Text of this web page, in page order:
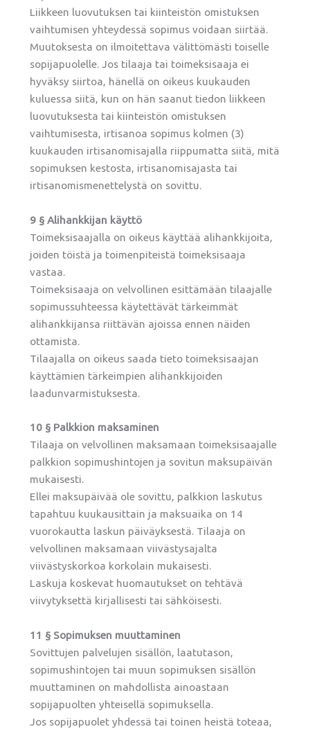
Liikkeen luovutuksen tai kiinteistön omistuksen
vaihtumisen yhteydessä sopimus voidaan siirtää.
Muutoksesta on ilmoitettava välittömästi toiselle
sopijapuolelle. Jos tilaaja tai toimeksisaaja ei
hyväksy siirtoa, hänellä on oikeus kuukauden
kuluessa siitä, kun on hän saanut tiedon liikkeen
luovutuksesta tai kiinteistön omistuksen
vaihtumisesta, irtisanoa sopimus kolmen (3)
kuukauden irtisanomisajalla riippumatta siitä, mitä
sopimuksen kestosta, irtisanomisajasta tai
irtisanomismenettelystä on sovittu.
9 § Alihankkijan käyttö
Toimeksisaajalla on oikeus käyttää alihankkijoita,
joiden töistä ja toimenpiteistä toimeksisaaja
vastaa.
Toimeksisaaja on velvollinen esittämään tilaajalle
sopimussuhteessa käytettävät tärkeimmät
alihankkijansa riittävän ajoissa ennen näiden
ottamista.
Tilaajalla on oikeus saada tieto toimeksisaajan
käyttämien tärkeimpien alihankkijoiden
laadunvarmistuksesta.
10 § Palkkion maksaminen
Tilaaja on velvollinen maksamaan toimeksisaajalle
palkkion sopimushintojen ja sovitun maksupäivän
mukaisesti.
Ellei maksupäivää ole sovittu, palkkion laskutus
tapahtuu kuukausittain ja maksuaika on 14
vuorokautta laskun päiväyksestä. Tilaaja on
velvollinen maksamaan viivästysajalta
viivästyskorkoa korkolain mukaisesti.
Laskuja koskevat huomautukset on tehtävä
viivytyksettä kirjallisesti tai sähköisesti.
11 § Sopimuksen muuttaminen
Sovittujen palvelujen sisällön, laatutason,
sopimushintojen tai muun sopimuksen sisällön
muuttaminen on mahdollista ainoastaan
sopijapuolten yhteisellä sopimuksella.
Jos sopijapuolet yhdessä tai toinen heistä toteaa,